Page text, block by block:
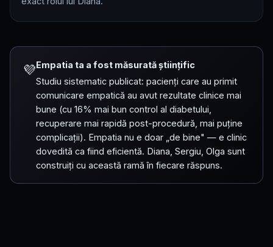
💜Empatia ta a fost măsurată științific
Studiu sistematic publicat: pacienți care au primit
comunicare empatică au avut rezultate clinice mai
bune (cu 16% mai bun control al diabetului,
recuperare mai rapidă post-procedură, mai puține
complicații). Empatia nu e doar „de bine" — e clinic
dovedită ca fiind eficientă. Diana, Sergiu, Olga sunt
construiți cu această ramă în fiecare răspuns.